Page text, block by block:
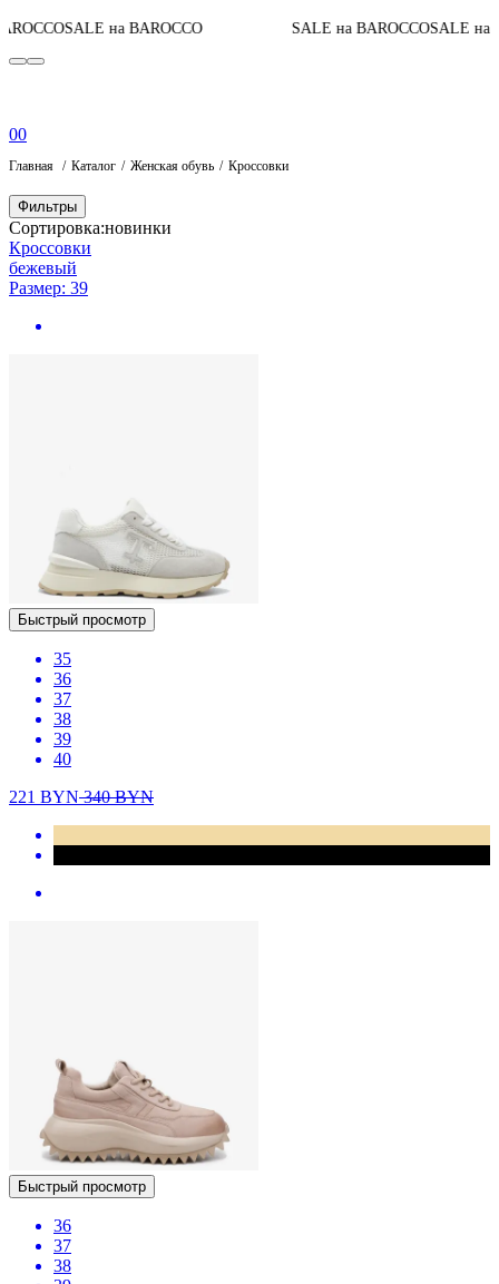
SALE на BAROCCO SALE на BAROCCOSALE на
00
Главная Каталог Женская обувь Кроссовки
Фильтры
Сортировка:новинки
Кроссовки
бежевый
Размер: 39
Быстрый просмотр
35
36
37
38
39
40
221 BYN340BYN
Быстрый просмотр
36
37
38